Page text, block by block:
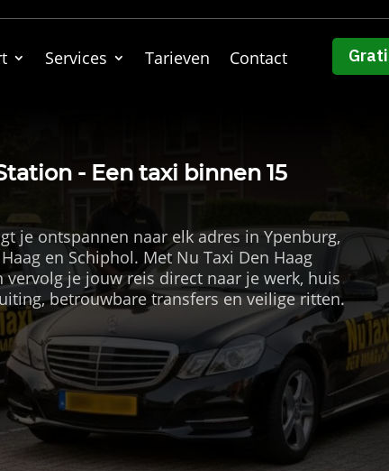
Services Tarieven Contact
- Een taxi binnen 15
je ontspannen naar elk adres in Ypenburg,
en Schiphol. Met Nu Taxi Den Haag
je jouw reis direct naar je werk, huis
betrouwbare transfers en veilige ritten.